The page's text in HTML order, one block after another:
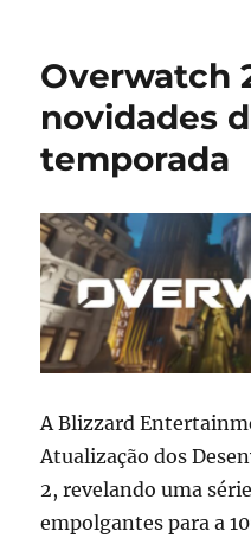
Overwatch
novidades
temporada
A Blizzard
Atualização dos
2, revelando uma
empolgantes para a